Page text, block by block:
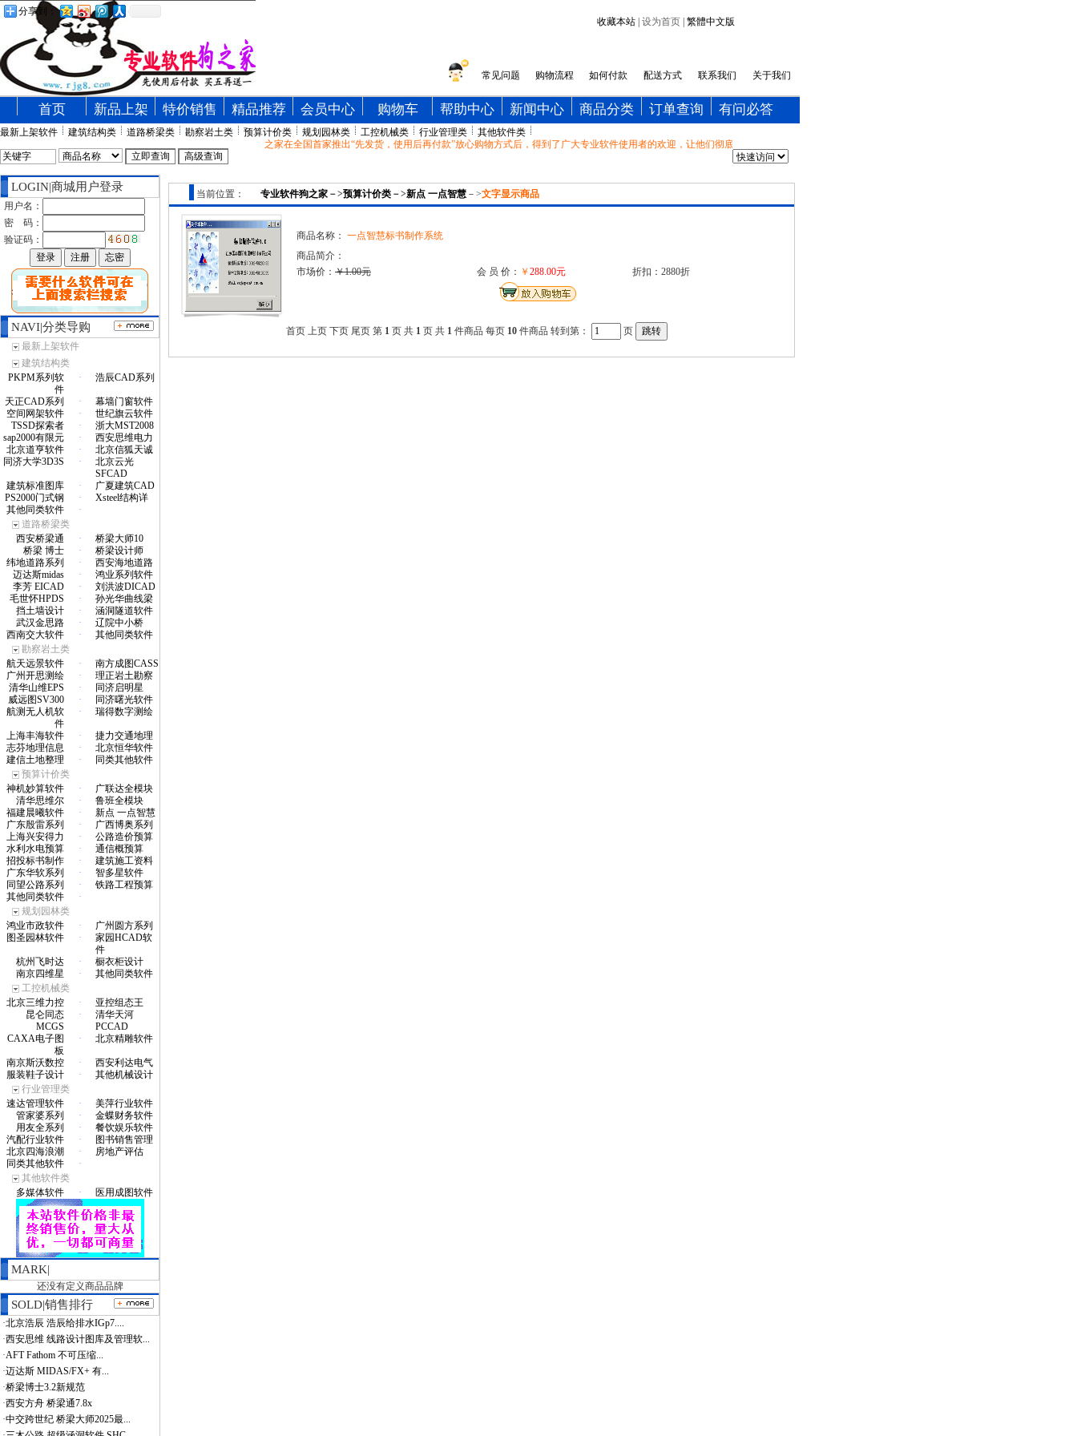
收藏本站 设为首页 繁體中文版
常见问题 购物流程 如何付款 配送方式 联系我们 关于我们
首页 新品上架 特价销售 精品推荐 会员中心 购物车 帮助中心 新闻中心 商品分类 订单查询 有问必答
最新上架软件 建筑结构类 道路桥梁类 勘察岩土类 预算计价类 规划园林类 工控机械类 行业管理类
其他软件类
专业软件狗之家在全国首家推出“先发货，使用后再付款”放心购物方式后，得到了广大专业软件使用者的欢迎，让他们彻底抛弃了网络购物，担心受骗的顾虑。为更好的服务大家，网站特意改版，以全新的
LOGIN|商城用户登录
用户名：
密 码：
验证码：
NAVI|分类导购
最新上架软件
建筑结构类
PKPM系列软
件
· 浩辰CAD系列
天正CAD系列 ·
幕墙门窗软件
空间网架软件
·
世纪旗云软件
TSSD探索者
·
浙大MST2008
sap2000有限元
·
西安思维电力
北京道亨软件
·
北京信狐天诚
同济大学3D3S
·
北京云光
SFCAD
建筑标准图库
·
广夏建筑CAD
PS2000门式钢
·
Xsteel结构详
其他同类软件
·
道路桥梁类
西安桥梁通
·
桥梁大师10
桥梁 博士
·
桥梁设计师
纬地道路系列
·
西安海地道路
迈达斯midas
·
鸿业系列软件
李芳 EICAD
·
刘洪波DICAD
毛世怀HPDS
·
孙光华曲线梁
挡土墙设计
·
涵洞隧道软件
武汉金思路
·
辽院中小桥
西南交大软件
·
其他同类软件
勘察岩土类
航天远景软件
·
南方成图CASS
广州开思测绘
·
理正岩土勘察
清华山维EPS
·
同济启明星
威远图SV300
·
同济曙光软件
航测无人机软
件
· 瑞得数字测绘
上海丰海软件 ·
捷力交通地理
志芬地理信息
·
北京恒华软件
建信土地整理
·
同类其他软件
预算计价类
神机妙算软件
·
广联达全模块
清华思维尔
·
鲁班全模块
福建晨曦软件
·
新点 一点智慧
广东殷雷系列
·
广西博奥系列
上海兴安得力
·
公路造价预算
水利水电预算
·
通信概预算
招投标书制作
·
建筑施工资料
广东华软系列
·
智多星软件
同望公路系列
·
铁路工程预算
其他同类软件
·
规划园林类
鸿业市政软件
·
广州圆方系列
图圣园林软件
·
家园HCAD软
件
杭州飞时达
·
橱衣柜设计
南京四维星
·
其他同类软件
工控机械类
北京三维力控
·
亚控组态王
昆仑同态
MCGS
·
清华天河
PCCAD
CAXA电子图
板
· 北京精雕软件
南京斯沃数控 ·
西安利达电气
服装鞋子设计
·
其他机械设计
行业管理类
速达管理软件
·
美萍行业软件
管家婆系列
·
金蝶财务软件
用友全系列
·
餐饮娱乐软件
汽配行业软件
·
图书销售管理
北京四海浪潮
·
房地产评估
同类其他软件
·
其他软件类
多媒体软件
· 医用成图软件
MARK|
还没有定义商品品牌
SOLD|销售排行
·北京浩辰 浩辰给排水IGp7....
·西安思维 线路设计图库及管理软...
·AFT Fathom 不可压缩...
·迈达斯 MIDAS/FX+ 有...
·桥梁博士3.2新规范
·西安方舟 桥梁通7.8x
·中交跨世纪 桥梁大师2025最...
当前位置： 专业软件狗之家 －>预算计价类 －>新点 一点智慧 －>文字显示商品
商品名称： 一点智慧标书制作系统
商品简介：
市场价： ￥1.00元 会 员 价： ￥ 288.00元 折扣：2880折
首页 上页 下页 尾页 第 1 页 共 1 页 共 1 件商品 每页 10 件商品 转到第： 页
分享到：